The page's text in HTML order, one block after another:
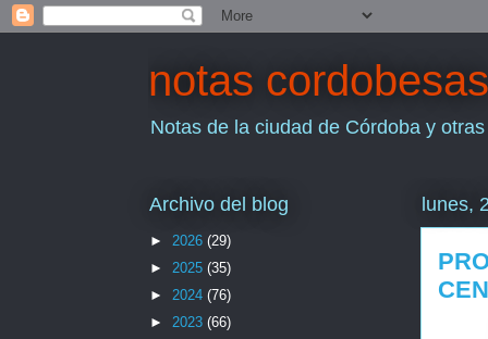
notas cordobesas
Notas de la ciudad de Córdoba y
lunes,
Archivo del blog
► 2026 (29)
► 2025 (35)
► 2024 (76)
► 2023 (66)